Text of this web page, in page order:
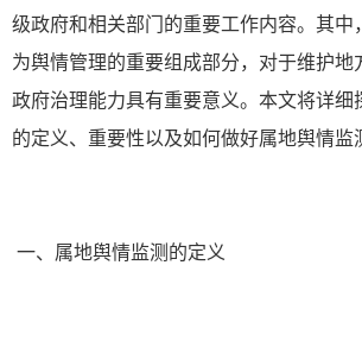
级政府和相关部门的重要工作内容。其中
为舆情管理的重要组成部分，对于维护地
政府治理能力具有重要意义。本文将详细
的定义、重要性以及如何做好属地舆情监
一、属地舆情监测的定义